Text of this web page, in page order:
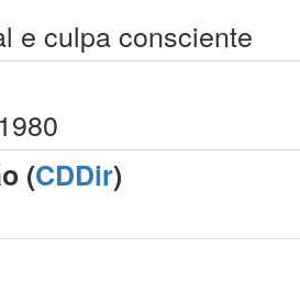
e culpa consciente
(CDDir)